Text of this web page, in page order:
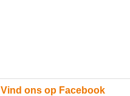
Vind ons op Facebook